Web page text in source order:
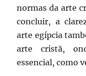
normas da arte
concluir, a
arte egípcia
arte cristã,
essencial, como